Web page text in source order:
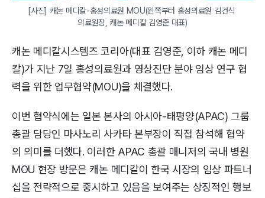
[사진] 캐논 메디칼-홍성의료원 MOU(왼쪽부터 홍성의료원 김건식
의료원장, 캐논 메디칼 김영준 대표)
캐논 메디칼시스템즈 코리아(대표 김영준, 이하 캐논 메디
칼)가 지난 7일 홍성의료원과 영상진단 분야 임상 연구 협
력을 위한 업무협약(MOU)을 체결했다.
이번 협약식에는 일본 본사의 아시아-태평양(APAC) 그룹
총괄 담당인 마사노리 사카타 본부장이 직접 참석해 협약
의 의미를 더했다. 이러한 APAC 총괄 매니저의 국내 병원
MOU 현장 방문은 캐논 메디칼이 한국 시장의 임상 파트너
십을 전략적으로 중시하고 있음을 보여주는 상징적인 행보